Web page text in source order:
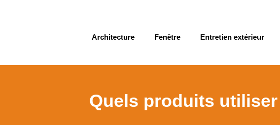
Architecture Fenêtre Entretien extérieur
Quels produits